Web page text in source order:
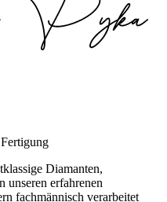
Diamanten,
unseren erfahrenen
fachmännisch verarbeitet